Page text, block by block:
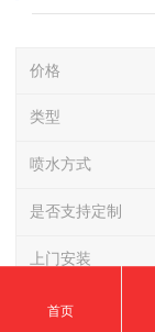
价格
类型
喷水方式
是否支持定制
上门安装
材质
首页